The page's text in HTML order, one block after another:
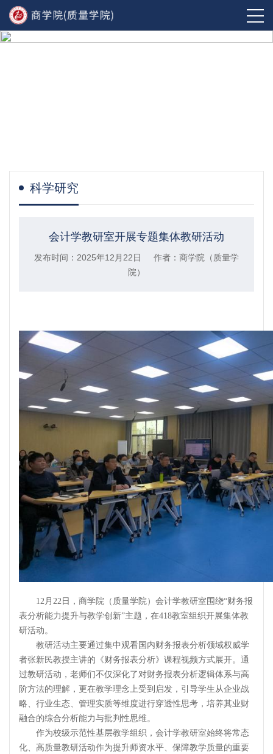
科学研究
会计学教研室开展专题集体教研活动
发布时间：2025年12月22日 作者：商学院（质量学
院）
12月22日，商学院（质量学院）会计学教研室围绕“财务报
表分析能力提升与教学创新”主题，在418教室组织开展集体教
研活动。
教研活动主要通过集中观看国内财务报表分析领域权威学
者张新民教授主讲的《财务报表分析》课程视频方式展开。通
过教研活动，老师们不仅深化了对财务报表分析逻辑体系与高
阶方法的理解，更在教学理念上受到启发，引导学生从企业战
略、行业生态、管理实质等维度进行穿透性思考，培养其业财
融合的综合分析能力与批判性思维。
作为校级示范性基层教学组织，会计学教研室始终将常态
化、高质量教研活动作为提升师资水平、保障教学质量的重要